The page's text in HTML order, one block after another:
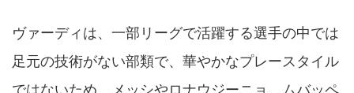
ヴァーディは、一部リーグで活躍する選手の中では
足元の技術がない部類で、華やかなプレースタイル